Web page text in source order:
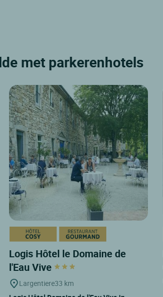
met parkerenhotels
Logis Hôtel le Domaine de
l'Eau Vive
Largentiere33 km